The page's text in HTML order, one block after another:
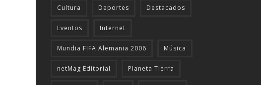
Cultura Deportes Destacados
Eventos Internet
Mundia FIFA Alemania 2006 Música
netMag Editorial Planeta Tierra